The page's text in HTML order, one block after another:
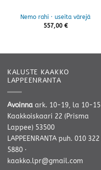
Nemo rahi · useita värejä
557,00 €
KALUSTE KAAKKO
LAPPEENRANTA
Avoinna ark. 10-19, la 10-15
Kaakkoiskaari 22 (Prisma
Lappee) 53500
LAPPEENRANTA puh. 010 322
5880 ·
kaakko.lpr@gmail.com